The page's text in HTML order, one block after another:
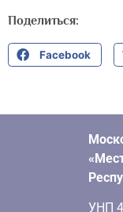
Поделиться:
Facebook
УНП